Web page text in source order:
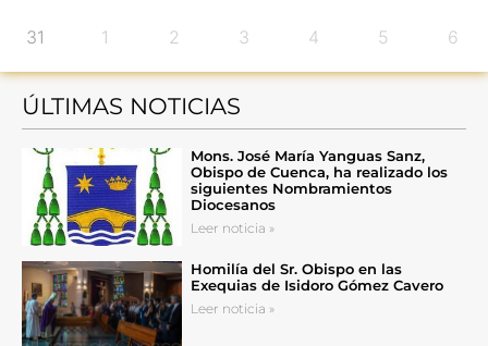
31 1 2 3 4 5 6
ÚLTIMAS NOTICIAS
Mons. José María Yanguas Sanz,
Obispo de Cuenca, ha realizado los
siguientes Nombramientos
Diocesanos
Leer noticia »
Homilía del Sr. Obispo en las
Exequias de Isidoro Gómez Cavero
Leer noticia »